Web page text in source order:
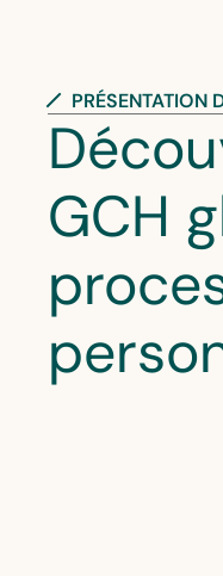
PRÉSENTATION
GCH